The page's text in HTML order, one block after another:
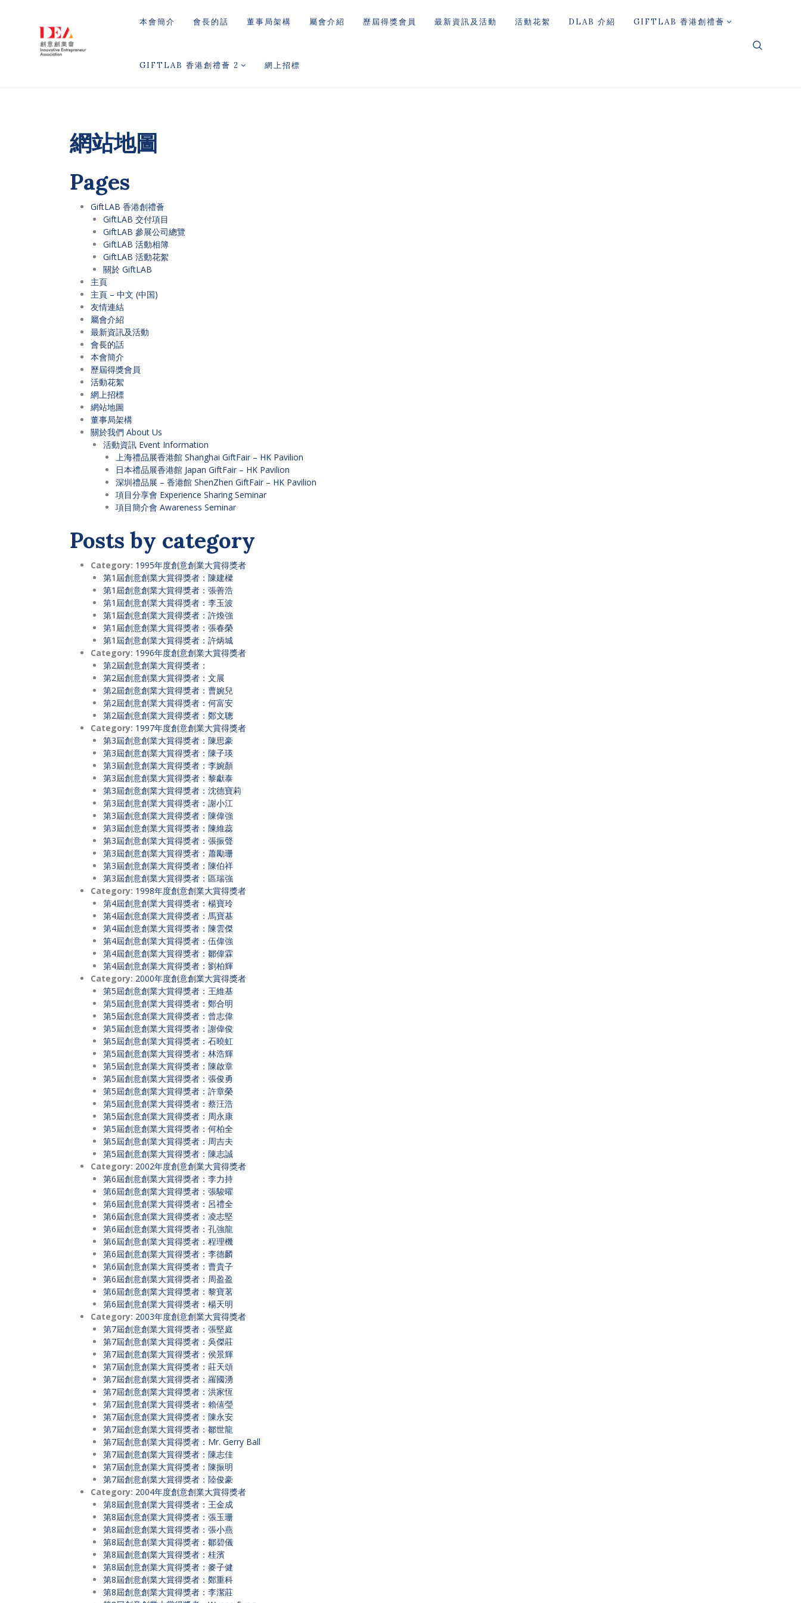
本會簡介 會長的話 董事局架構 屬會介紹 歷屆得獎會員 最新資訊及活動 活動花絮 DLAB 介紹 GIFTLAB 香港創禮薈
GIFTLAB 香港創禮薈 2 網上招標
網站地圖
Pages
GiftLAB 香港創禮薈
GiftLAB 交付項目
GiftLAB 參展公司總覽
GiftLAB 活動相簿
GiftLAB 活動花絮
關於 GiftLAB
主頁
主頁 – 中文 (中国)
友情連結
屬會介紹
最新資訊及活動
會長的話
本會簡介
歷屆得獎會員
活動花絮
網上招標
網站地圖
董事局架構
關於我們 About Us
活動資訊 Event Information
上海禮品展香港館 Shanghai GiftFair – HK Pavilion
日本禮品展香港館 Japan GiftFair – HK Pavilion
深圳禮品展 – 香港館 ShenZhen GiftFair – HK Pavilion
項目分享會 Experience Sharing Seminar
項目簡介會 Awareness Seminar
Posts by category
Category: 1995年度創意創業大賞得獎者
第1屆創意創業大賞得獎者：陳建樑
第1屆創意創業大賞得獎者：張善浩
第1屆創意創業大賞得獎者：李玉波
第1屆創意創業大賞得獎者：許煥強
第1屆創意創業大賞得獎者：張春榮
第1屆創意創業大賞得獎者：許炳城
Category: 1996年度創意創業大賞得獎者
第2屆創意創業大賞得獎者：
第2屆創意創業大賞得獎者：文展
第2屆創意創業大賞得獎者：曹婉兒
第2屆創意創業大賞得獎者：何富安
第2屆創意創業大賞得獎者：鄭文聰
Category: 1997年度創意創業大賞得獎者
第3屆創意創業大賞得獎者：陳思豪
第3屆創意創業大賞得獎者：陳子瑛
第3屆創意創業大賞得獎者：李婉顏
第3屆創意創業大賞得獎者：黎獻泰
第3屆創意創業大賞得獎者：沈德寶莉
第3屆創意創業大賞得獎者：謝小江
第3屆創意創業大賞得獎者：陳偉強
第3屆創意創業大賞得獎者：陳維蕊
第3屆創意創業大賞得獎者：張振聲
第3屆創意創業大賞得獎者：蕭勵珊
第3屆創意創業大賞得獎者：陳伯祥
第3屆創意創業大賞得獎者：區瑞強
Category: 1998年度創意創業大賞得獎者
第4屆創意創業大賞得獎者：楊寶玲
第4屆創意創業大賞得獎者：馬寶基
第4屆創意創業大賞得獎者：陳雲傑
第4屆創意創業大賞得獎者：伍偉強
第4屆創意創業大賞得獎者：鄒偉霖
第4屆創意創業大賞得獎者：劉柏輝
Category: 2000年度創意創業大賞得獎者
第5屆創意創業大賞得獎者：王維基
第5屆創意創業大賞得獎者：鄭合明
第5屆創意創業大賞得獎者：曾志偉
第5屆創意創業大賞得獎者：謝偉俊
第5屆創意創業大賞得獎者：石曉虹
第5屆創意創業大賞得獎者：林浩輝
第5屆創意創業大賞得獎者：陳啟章
第5屆創意創業大賞得獎者：張俊勇
第5屆創意創業大賞得獎者：許章榮
第5屆創意創業大賞得獎者：蔡汪浩
第5屆創意創業大賞得獎者：周永康
第5屆創意創業大賞得獎者：何柏全
第5屆創意創業大賞得獎者：周吉夫
第5屆創意創業大賞得獎者：陳志誠
Category: 2002年度創意創業大賞得獎者
第6屆創意創業大賞得獎者：李力持
第6屆創意創業大賞得獎者：張駿曜
第6屆創意創業大賞得獎者：呂禮全
第6屆創意創業大賞得獎者：凌志堅
第6屆創意創業大賞得獎者：孔強龍
第6屆創意創業大賞得獎者：程理機
第6屆創意創業大賞得獎者：李德麟
第6屆創意創業大賞得獎者：曹貴子
第6屆創意創業大賞得獎者：周盈盈
第6屆創意創業大賞得獎者：黎寶茗
第6屆創意創業大賞得獎者：楊天明
Category: 2003年度創意創業大賞得獎者
第7屆創意創業大賞得獎者：張堅庭
第7屆創意創業大賞得獎者：吳傑莊
第7屆創意創業大賞得獎者：侯景輝
第7屆創意創業大賞得獎者：莊天頌
第7屆創意創業大賞得獎者：羅國湧
第7屆創意創業大賞得獎者：洪家恆
第7屆創意創業大賞得獎者：賴僖瑩
第7屆創意創業大賞得獎者：陳永安
第7屆創意創業大賞得獎者：鄒世龍
第7屆創意創業大賞得獎者：Mr. Gerry Ball
第7屆創意創業大賞得獎者：陳志佳
第7屆創意創業大賞得獎者：陳振明
第7屆創意創業大賞得獎者：陸俊豪
Category: 2004年度創意創業大賞得獎者
第8屆創意創業大賞得獎者：王金成
第8屆創意創業大賞得獎者：張玉珊
第8屆創意創業大賞得獎者：張小燕
第8屆創意創業大賞得獎者：鄒碧儀
第8屆創意創業大賞得獎者：桂濱
第8屆創意創業大賞得獎者：麥子健
第8屆創意創業大賞得獎者：鄭重科
第8屆創意創業大賞得獎者：李潔莊